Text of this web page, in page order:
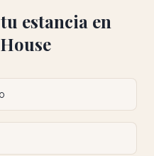
estancia en